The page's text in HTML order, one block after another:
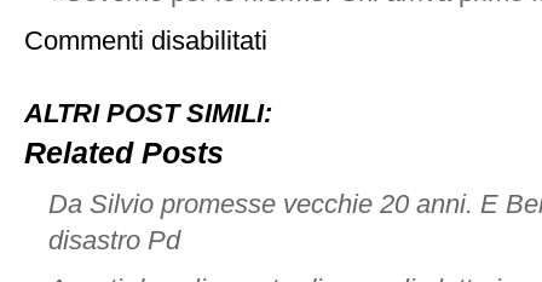
Commenti disabilitati
su
ALTRI POST SIMILI:
Related Posts
Da Silvio promesse vecchie 20 anni. E
disastro Pd